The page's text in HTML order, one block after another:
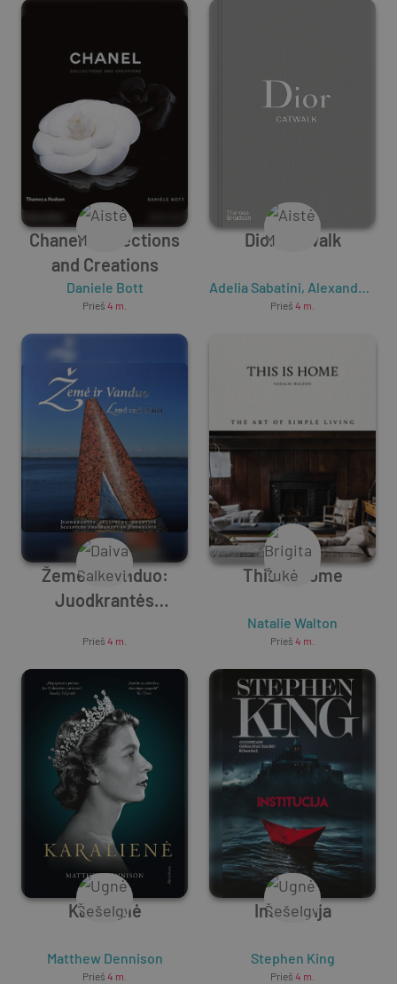
Chanel: Collections
and Creations
Daniele Bott
Prieš 4 m.
Dior Catwalk
Adelia Sabatini, Alexander Fury
Prieš 4 m.
Žemė ir Vanduo:
Juodkrantės
Prieš 4 m.
This Is Home
Natalie Walton
Prieš 4 m.
Karalienė
Matthew Dennison
Prieš 4 m.
Institucija
Stephen King
Prieš 4 m.